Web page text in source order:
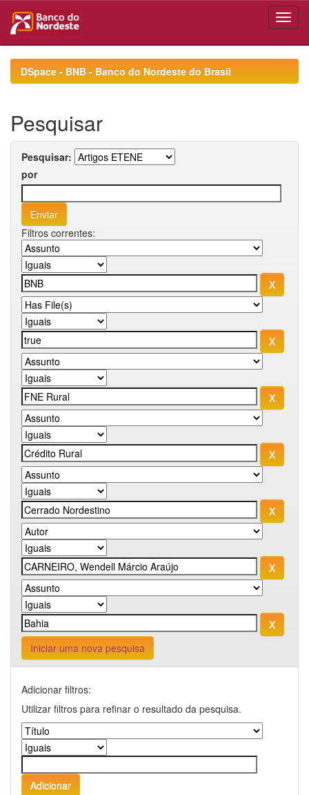
navigationDSpace - BNB - Banco do Nordeste do Brasil
Pesquisar
Pesquisar:
por
Filtros correntes:
Iniciar uma nova pesquisa
Adicionar filtros:
Utilizar filtros para refinar o resultado da pesquisa.